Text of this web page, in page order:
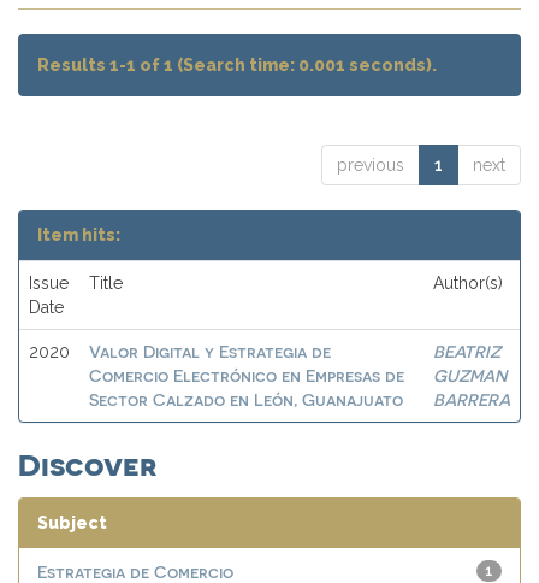
Results 1-1 of 1 (Search time: 0.001 seconds).
previous 1 next
Item hits:
Issue
Date
Title Author(s)
2020
Valor Digital y Estrategia de
Comercio Electrónico en Empresas de
Sector Calzado en León, Guanajuato
BEATRIZ
GUZMAN
BARRERA
Discover
Subject
1
Estrategia de Comercio